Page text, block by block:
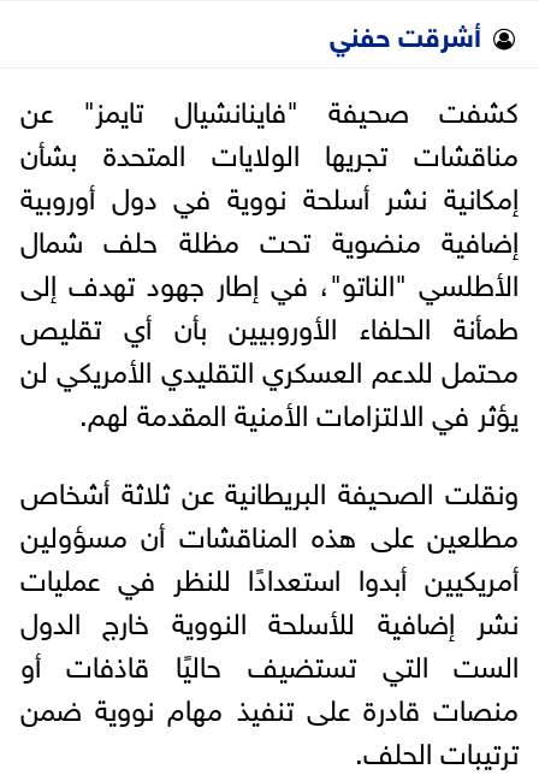
أشرقت حفني
كشفت صحيفة "فاينانشيال تايمز" عن
مناقشات تجريها الولايات المتحدة بشأن
إمكانية نشر أسلحة نووية في دول أوروبية
إضافية منضوية تحت مظلة حلف شمال
الأطلسي "الناتو"، في إطار جهود تهدف إلى
طمأنة الحلفاء الأوروبيين بأن أي تقليص
محتمل للدعم العسكري التقليدي الأمريكي لن
يؤثر في الالتزامات الأمنية المقدمة لهم.
ونقلت الصحيفة البريطانية عن ثلاثة أشخاص
مطلعين على هذه المناقشات أن مسؤولين
أمريكيين أبدوا استعدادًا للنظر في عمليات
نشر إضافية للأسلحة النووية خارج الدول
الست التي تستضيف حاليًا قاذفات أو
منصات قادرة على تنفيذ مهام نووية ضمن
ترتيبات الحلف.